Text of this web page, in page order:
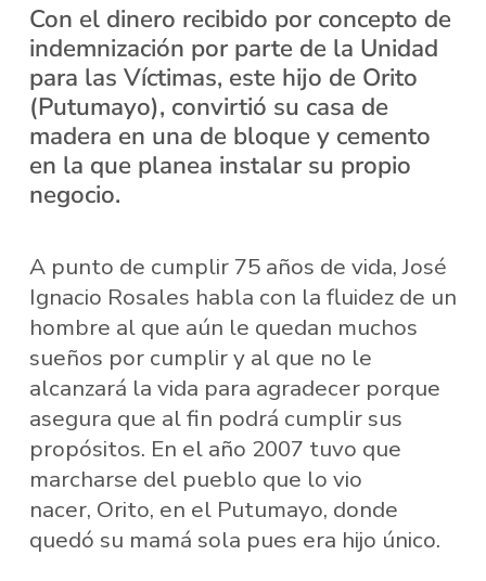
Con el dinero recibido por concepto de
indemnización por parte de la Unidad
para las Víctimas, este hijo de Orito
(Putumayo), convirtió su casa de
madera en una de bloque y cemento
en la que planea instalar su propio
negocio.
A punto de cumplir 75 años de vida, José
Ignacio Rosales habla con la fluidez de un
hombre al que aún le quedan muchos
sueños por cumplir y al que no le
alcanzará la vida para agradecer porque
asegura que al fin podrá cumplir sus
propósitos. En el año 2007 tuvo que
marcharse del pueblo que lo vio
nacer, Orito, en el Putumayo, donde
quedó su mamá sola pues era hijo único.